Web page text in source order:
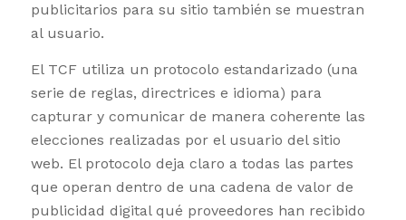
publicitarios para su sitio también se muestran
al usuario.
El TCF utiliza un protocolo estandarizado (una
serie de reglas, directrices e idioma) para
capturar y comunicar de manera coherente las
elecciones realizadas por el usuario del sitio
web. El protocolo deja claro a todas las partes
que operan dentro de una cadena de valor de
publicidad digital qué proveedores han recibido